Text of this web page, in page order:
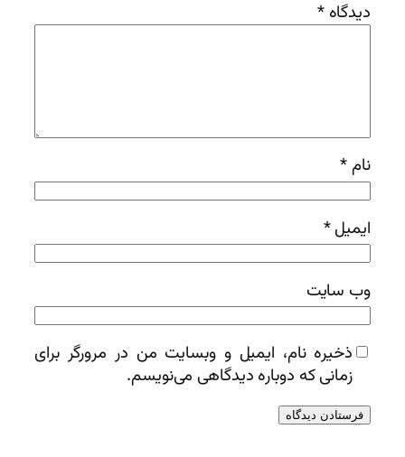
دیدگاه*
نام*
ایمیل*
وب‌ سایت
ذخیره نام، ایمیل و وبسایت من در مرورگر برای
زمانی که دوباره دیدگاهی می‌نویسم.